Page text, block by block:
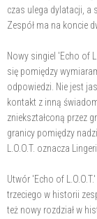
czas ulega dylatacji, a
Zespół ma na koncie
Nowy singiel 'Echo of
się pomiędzy
odpowiedzi. Nie jest
kontakt z inną
zniekształconą przez
granicy pomiędzy
L.O.O.T. oznacza
Utwór 'Echo of
trzeciego w historii
też nowy rozdział w